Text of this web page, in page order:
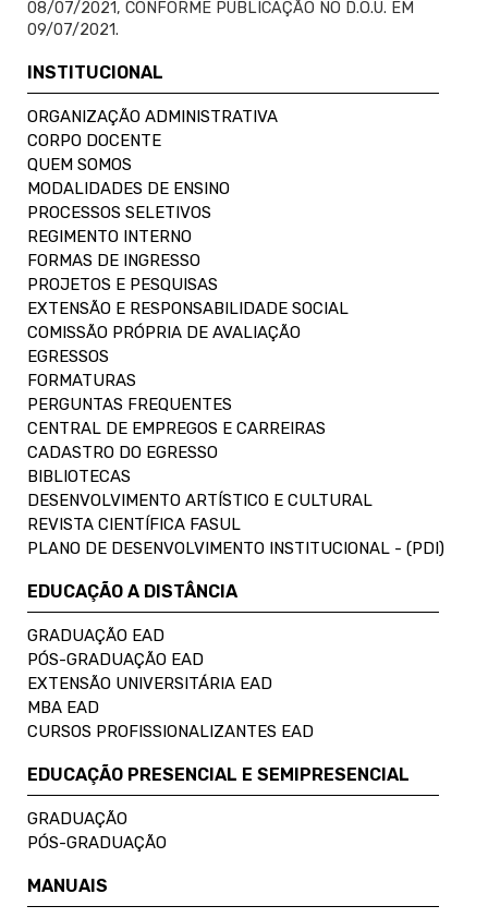
08/07/2021, CONFORME PUBLICAÇÃO NO D.O.U. EM
09/07/2021.
INSTITUCIONAL
ORGANIZAÇÃO ADMINISTRATIVA
CORPO DOCENTE
QUEM SOMOS
MODALIDADES DE ENSINO
PROCESSOS SELETIVOS
REGIMENTO INTERNO
FORMAS DE INGRESSO
PROJETOS E PESQUISAS
EXTENSÃO E RESPONSABILIDADE SOCIAL
COMISSÃO PRÓPRIA DE AVALIAÇÃO
EGRESSOS
FORMATURAS
PERGUNTAS FREQUENTES
CENTRAL DE EMPREGOS E CARREIRAS
CADASTRO DO EGRESSO
BIBLIOTECAS
DESENVOLVIMENTO ARTÍSTICO E CULTURAL
REVISTA CIENTÍFICA FASUL
PLANO DE DESENVOLVIMENTO INSTITUCIONAL - (PDI)
EDUCAÇÃO A DISTÂNCIA
GRADUAÇÃO EAD
PÓS-GRADUAÇÃO EAD
EXTENSÃO UNIVERSITÁRIA EAD
MBA EAD
CURSOS PROFISSIONALIZANTES EAD
EDUCAÇÃO PRESENCIAL E SEMIPRESENCIAL
GRADUAÇÃO
PÓS-GRADUAÇÃO
MANUAIS